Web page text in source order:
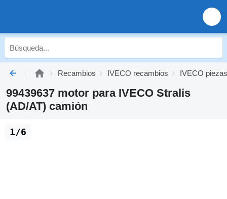
Recambios IVECO recambios IVECO
99439637 motor para IVECO Stralis
(AD/AT) camión
1/6